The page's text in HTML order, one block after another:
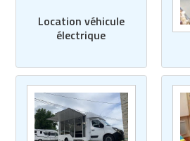
Location véhicule
électrique